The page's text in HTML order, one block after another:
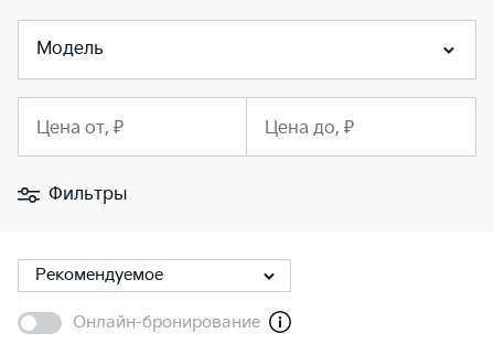
Модель
Цена от, ₽ Цена до, ₽
Фильтры
Рекомендуемое
Онлайн-бронирование